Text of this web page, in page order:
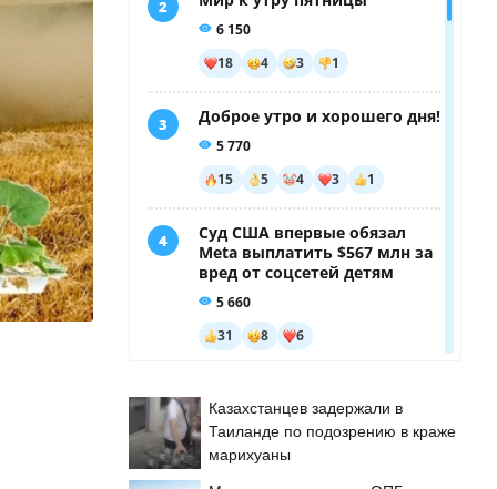
Казахстанцев задержали в
Таиланде по подозрению в краже
марихуаны